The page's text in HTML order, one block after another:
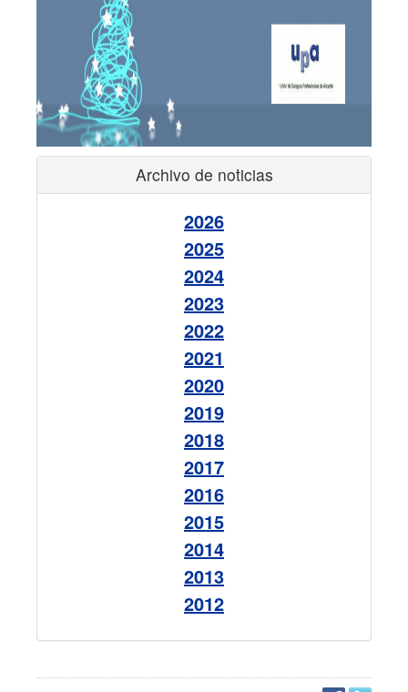
Archivo de noticias
2026
2025
2024
2023
2022
2021
2020
2019
2018
2017
2016
2015
2014
2013
2012